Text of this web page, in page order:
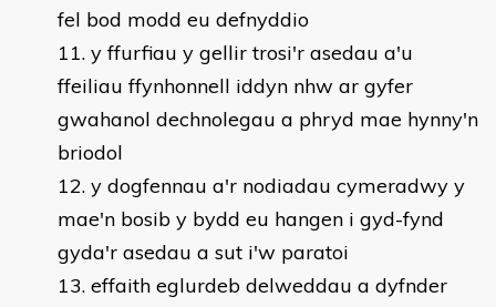
fel bod modd eu defnyddio
y ffurfiau y gellir trosi'r asedau a'u
ffeiliau ffynhonnell iddyn nhw ar gyfer
gwahanol dechnolegau a phryd mae hynny'n
briodol
y dogfennau a'r nodiadau cymeradwy y
mae'n bosib y bydd eu hangen i gyd-fynd
gyda'r asedau a sut i'w paratoi
effaith eglurdeb delweddau a dyfnder